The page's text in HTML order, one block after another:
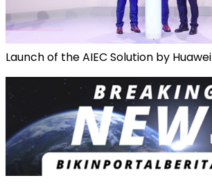
Launch of the AIEC Solution by Huawei